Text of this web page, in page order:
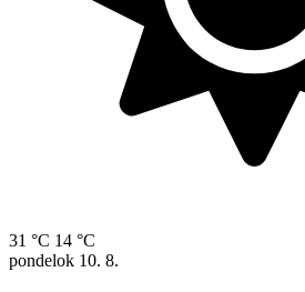
31 °C 14 °C
pondelok 10. 8.